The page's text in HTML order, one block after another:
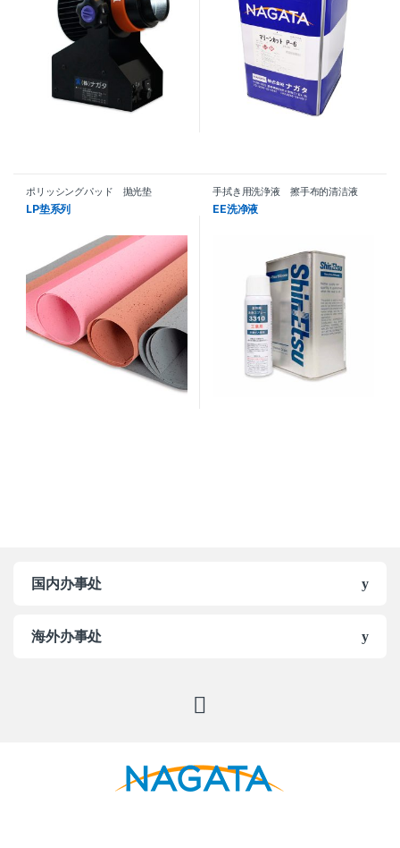
ポリッシングパッド 抛光垫
LP垫系列
手拭き用洗浄液 擦手布的清洁液
EE洗净液
国内办事处
海外办事处